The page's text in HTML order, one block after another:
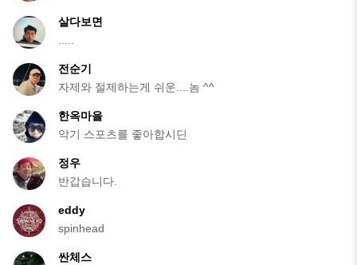
살다보면
전순기
자제와 절제하는게 쉬운....놈 ^^
한옥마을
악기 스포츠를 좋아합시딘
정우
반갑습니다.
eddy
spinhead
싼체스